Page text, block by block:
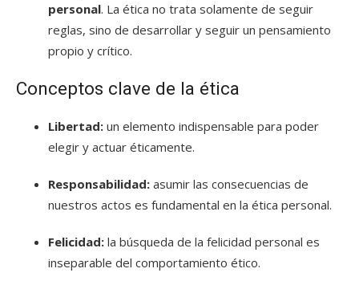
personal. La ética no trata solamente de seguir
reglas, sino de desarrollar y seguir un pensamiento
propio y crítico.
Conceptos clave de la ética
Libertad: un elemento indispensable para poder
elegir y actuar éticamente.
Responsabilidad: asumir las consecuencias de
nuestros actos es fundamental en la ética personal.
Felicidad: la búsqueda de la felicidad personal es
inseparable del comportamiento ético.